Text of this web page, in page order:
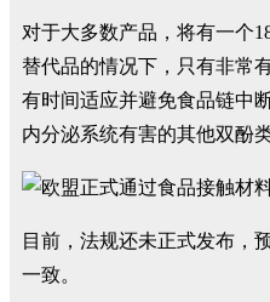
对于大多数产品，将有一个
替代品的情况下，只有非常
有时间适应并避免食品链中
内分泌系统有害的其他双酚
目前，法规还未正式发布，
一致。